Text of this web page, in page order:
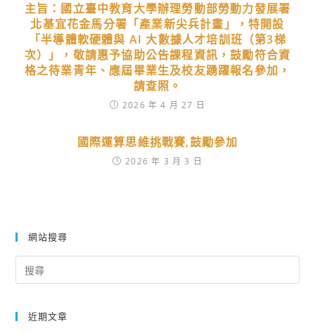
主旨：國立臺中教育大學辦理勞動部勞動力發展署
北基宜花金馬分署「產業新尖兵計畫」，特開設
「半導體軟硬體與 AI 大數據人才培訓班（第3梯
次）」，敬請惠予協助公告課程資訊，鼓勵符合資
格之待業青年、應屆畢業生及校友踴躍報名參加，
請查照。
2026 年 4 月 27 日
國際運算思維挑戰賽,鼓勵參加
2026 年 3 月 3 日
網站搜尋
for:
近期文章